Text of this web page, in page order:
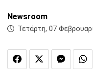
Newsroom
Τετάρτη, 07